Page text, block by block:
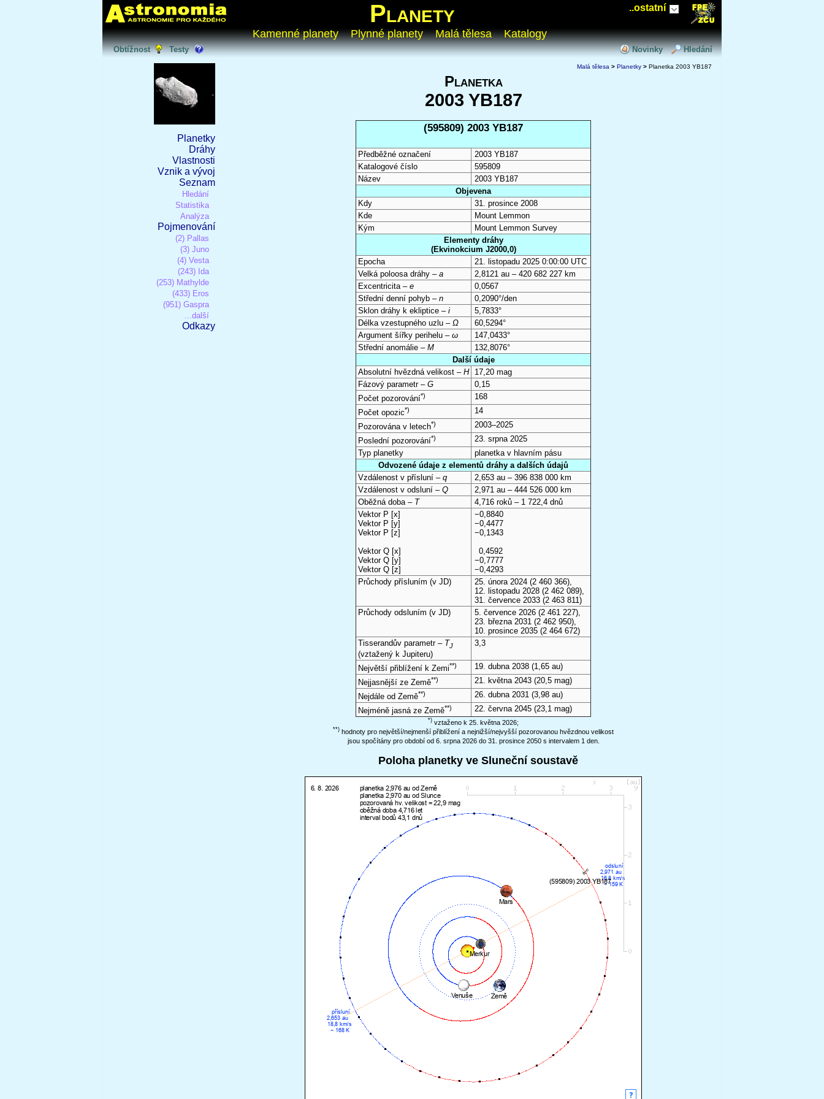
..ostatní
Planety
Kamenné planety Plynné planety Malá tělesa Katalogy
Obtížnost Testy Novinky Hledání
Planetky
Dráhy
Vlastnosti
Vznik a vývoj
Seznam
Hledání
Statistika
Analýza
Pojmenování
(2) Pallas
(3) Juno
(4) Vesta
(243) Ida
(253) Mathylde
(433) Eros
(951) Gaspra
...další
Odkazy
Malá tělesa > Planetky > Planetka 2003 YB187
Planetka
2003 YB187
(595809) 2003 YB187
Předběžné označení
2003 YB187
Katalogové číslo
595809
Název
2003 YB187
Objevena
Kdy
31. prosince 2008
Kde
Mount Lemmon
Kým
Mount Lemmon Survey
Elementy dráhy
(Ekvinokcium J2000,0)
Epocha
21. listopadu 2025 0:00:00 UTC
Velká poloosa dráhy – a
2,8121 au – 420 682 227 km
Excentricita – e
0,0567
Střední denní pohyb – n
0,2090°/den
Sklon dráhy k ekliptice – i
5,7833°
Délka vzestupného uzlu – Ω
60,5294°
Argument šířky perihelu – ω
147,0433°
Střední anomálie – M
132,8076°
Další údaje
Absolutní hvězdná velikost – H
17,20 mag
Fázový parametr – G
0,15
Počet pozorování*)
168
Počet opozic*)
14
Pozorována v letech*)
2003–2025
Poslední pozorování*)
23. srpna 2025
Typ planetky
planetka v hlavním pásu
Odvozené údaje z elementů dráhy a dalších údajů
Vzdálenost v přísluní – q
2,653 au – 396 838 000 km
Vzdálenost v odsluní – Q
2,971 au – 444 526 000 km
Oběžná doba – T
4,716 roků – 1 722,4 dnů
Vektor P [x]
Vektor P [y]
Vektor P [z]
Vektor Q [x]
Vektor Q [y]
Vektor Q [z]
−0,8840
−0,4477
−0,1343
0,4592
−0,7777
−0,4293
Průchody přísluním (v JD) 25. února 2024 (2 460 366),
12. listopadu 2028 (2 462 089),
31. července 2033 (2 463 811)
Průchody odsluním (v JD) 5. července 2026 (2 461 227),
23. března 2031 (2 462 950),
10. prosince 2035 (2 464 672)
Tisserandův parametr – TJ
(vztažený k Jupiteru)
3,3
Největší přiblížení k Zemi**) 19. dubna 2038 (1,65 au)
Nejjasnější ze Země**) 21. května 2043 (20,5 mag)
Nejdále od Země**) 26. dubna 2031 (3,98 au)
Nejméně jasná ze Země**) 22. června 2045 (23,1 mag)
*) vztaženo k 25. května 2026;
**) hodnoty pro největší/nejmenší přiblížení a nejnižší/nejvyšší pozorovanou hvězdnou velikost
jsou spočítány pro období od 6. srpna 2026 do 31. prosince 2050 s intervalem 1 den.
Poloha planetky ve Sluneční soustavě